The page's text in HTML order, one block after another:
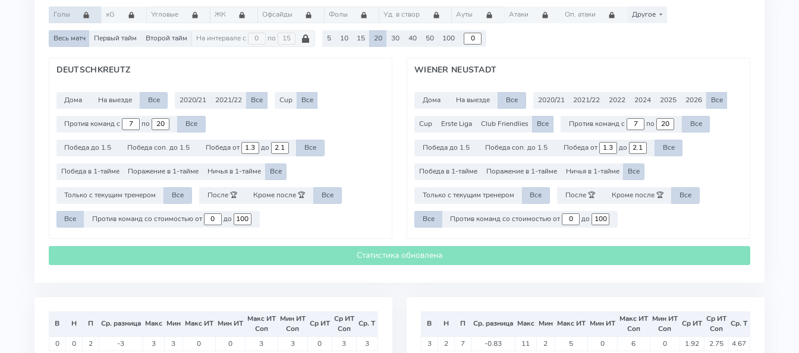
Голы xG Угловые ЖК Офсайды Фолы Уд. в створ Ауты Атаки Оп. атаки Другое
Весь матч Первый тайм Второй тайм На интервале с по 5 10 15 20 30 40 50 100
DEUTSCHKREUTZ
Дома На выезде Все 2020/21 2021/22 Все Cup Все
Против команд с по Все
Победа до 1.5 Победа соп. до 1.5 Победа от до Все
Победа в 1-тайме Поражение в 1-тайме Ничья в 1-тайме Все
Только с текущим тренером Все После 🏆 Кроме после 🏆 Все
Все Против команд со стоимостью от до
WIENER NEUSTADT
Дома На выезде Все 2020/21 2021/22 2022 2024 2025 2026 Все
Cup Erste Liga Club Friendlies Все Против команд с по Все
Победа до 1.5 Победа соп. до 1.5 Победа от до Все
Победа в 1-тайме Поражение в 1-тайме Ничья в 1-тайме Все
Только с текущим тренером Все После 🏆 Кроме после 🏆 Все
Все Против команд со стоимостью от до
Статистика обновлена
В Н П Ср. разница Макс Мин Макс ИТ Мин ИТ Макс ИТ
Соп
Мин ИТ
Соп
Ср ИТ Ср ИТ
Соп
Ср. Т
0 0 2 -3 3 3 0 0 3 3 0 3 3
В Н П Ср. разница Макс Мин Макс ИТ Мин ИТ Макс ИТ
Соп
Мин ИТ
Соп
Ср ИТ Ср ИТ
Соп
Ср. Т
3 2 7 -0.83 11 2 5 0 6 0 1.92 2.75 4.67